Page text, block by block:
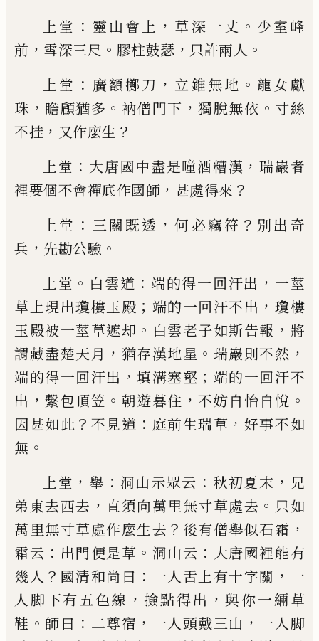
上堂 ： 靈山會上 ， 草深一丈 。 少室峰
前 ， 雪深三尺 。 膠柱鼓瑟 ， 只許兩人 。
上堂 ： 廣額擲刀 ， 立錐無地 。 龍女獻
珠 ， 瞻顧猶多 。 衲僧門下 ，獨脫無依 。 寸絲
不挂 ， 又作麼生 ？
上堂 ： 大唐國中盡是噇酒糟漢 ，瑞巖者
裡要個不會禪底作國師 ， 甚處得來 ？
上堂 ： 三關既透 ，何必竊符 ？ 別出奇
兵 ， 先勘公驗 。
上堂 。 白雲道 ： 端的得一回汗出 ， 一莖
草上現出瓊樓玉殿 ； 端的一回汗不出 ， 瓊樓
玉殿被一莖草遮却 。 白雲老子如斯告報 ， 將
謂藏盡楚天月 ， 猶存漢地星 。 瑞巖則不然 ，
端的得一回汗出 ，填溝塞壑 ； 端的一回汗不
出 ，繫包頂笠 。 朝遊暮住 ，不妨自怡自悅 。
因甚如此 ？ 不見道 ： 庭前生瑞草 ， 好事不如
無 。
上堂 ， 舉 ： 洞山示眾云 ： 秋初夏末 ， 兄
弟東去西去 ， 直須向萬里無寸草處去 。 只如
萬里無寸草處作麼生去 ？ 後有僧舉似石霜 ，
霜云 ： 出門便是草 。 洞山云 ： 大唐國裡能有
幾人 ？ 國清和尚曰 ： 一人舌上有十字關 ， 一
人脚下有五色線 ， 撿點得出 ，與你一緉草
鞋 。 師曰 ： 二尊宿 ， 一人頭戴三山 ， 一人脚